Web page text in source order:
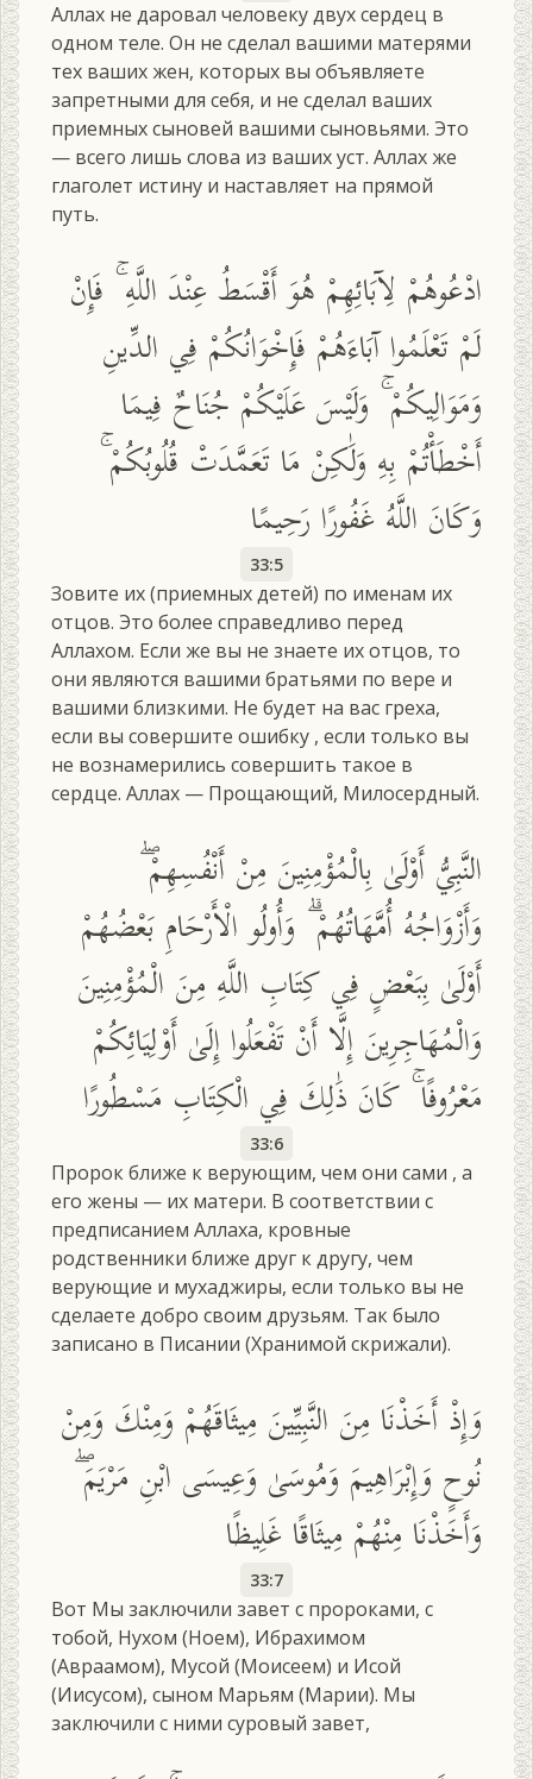
Аллах не даровал человеку двух сердец в
одном теле. Он не сделал вашими матерями
тех ваших жен, которых вы объявляете
запретными для себя, и не сделал ваших
приемных сыновей вашими сыновьями. Это
— всего лишь слова из ваших уст. Аллах же
глаголет истину и наставляет на прямой
путь.
ادْعُوهُمْ لِآبَائِهِمْ هُوَ أَقْسَطُ عِنْدَ اللَّهِ ۚ فَإِنْ
لَمْ تَعْلَمُوا آبَاءَهُمْ فَإِخْوَانُكُمْ فِي الدِّينِ
وَمَوَالِيكُمْ ۚ وَلَيْسَ عَلَيْكُمْ جُنَاحٌ فِيمَا
أَخْطَأْتُمْ بِهِ وَلَٰكِنْ مَا تَعَمَّدَتْ قُلُوبُكُمْ ۚ
وَكَانَ اللَّهُ غَفُورًا رَحِيمًا
33:5
Зовите их (приемных детей) по именам их
отцов. Это более справедливо перед
Аллахом. Если же вы не знаете их отцов, то
они являются вашими братьями по вере и
вашими близкими. Не будет на вас греха,
если вы совершите ошибку , если только вы
не вознамерились совершить такое в
сердце. Аллах — Прощающий, Милосердный.
النَّبِيُّ أَوْلَىٰ بِالْمُؤْمِنِينَ مِنْ أَنْفُسِهِمْ ۖ
وَأَزْوَاجُهُ أُمَّهَاتُهُمْ ۗ وَأُولُو الْأَرْحَامِ بَعْضُهُمْ
أَوْلَىٰ بِبَعْضٍ فِي كِتَابِ اللَّهِ مِنَ الْمُؤْمِنِينَ
وَالْمُهَاجِرِينَ إِلَّا أَنْ تَفْعَلُوا إِلَىٰ أَوْلِيَائِكُمْ
مَعْرُوفًا ۚ كَانَ ذَٰلِكَ فِي الْكِتَابِ مَسْطُورًا
33:6
Пророк ближе к верующим, чем они сами , а
его жены — их матери. В соответствии с
предписанием Аллаха, кровные
родственники ближе друг к другу, чем
верующие и мухаджиры, если только вы не
сделаете добро своим друзьям. Так было
записано в Писании (Хранимой скрижали).
وَإِذْ أَخَذْنَا مِنَ النَّبِيِّينَ مِيثَاقَهُمْ وَمِنْكَ وَمِنْ
نُوحٍ وَإِبْرَاهِيمَ وَمُوسَىٰ وَعِيسَى ابْنِ مَرْيَمَ ۖ
وَأَخَذْنَا مِنْهُمْ مِيثَاقًا غَلِيظًا
33:7
Вот Мы заключили завет с пророками, с
тобой, Нухом (Ноем), Ибрахимом
(Авраамом), Мусой (Моисеем) и Исой
(Иисусом), сыном Марьям (Марии). Мы
заключили с ними суровый завет,